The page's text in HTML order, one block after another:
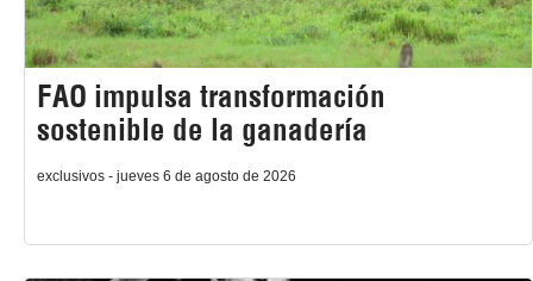
FAO impulsa transformación
sostenible de la ganadería
exclusivos - jueves 6 de agosto de 2026